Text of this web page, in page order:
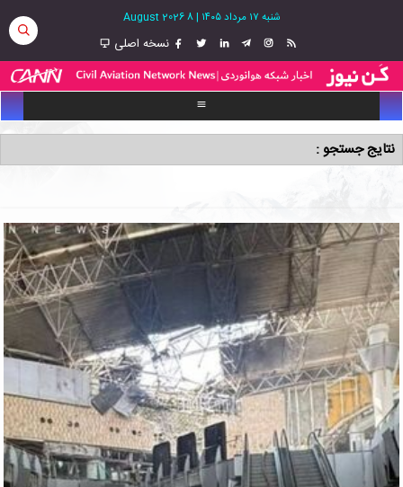
شنبه ۱۷ مرداد ۱۴۰۵ |
8 August 2026
نسخه اصلی
نتایج جستجو :